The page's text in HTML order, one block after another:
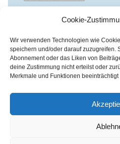
Cookie-
Wir verwenden Technologien wie
speichern und/oder darauf zuzugreifen.
Abonnement oder das Liken von
deine Zustimmung nicht erteilst oder
Merkmale und Funktionen
IMPRESSUM &
Datenschutz
Kirchenkreis Essen | Referat für
Haus der Evangelischen Kirche |
Impressum|
Fon 0201 / 22 05-221 | Fax